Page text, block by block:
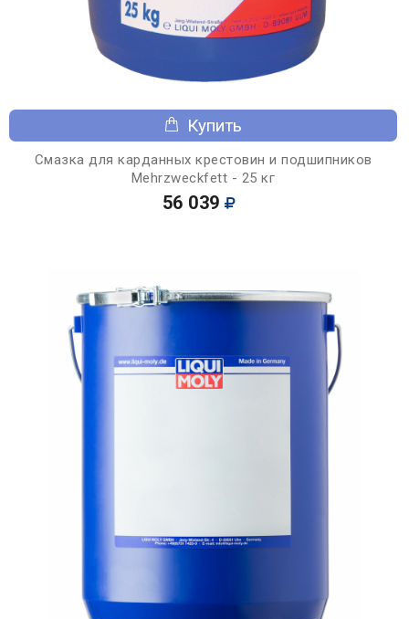
Купить
Смазка для карданных крестовин и подшипников
Mehrzweckfett - 25 кг
56 039